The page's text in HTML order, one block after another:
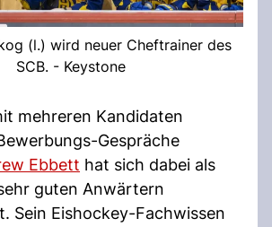
(l.) wird neuer Cheftrainer des
SCB. - Keystone
mehreren Kandidaten
Gespräche
Ebbett hat sich dabei als
guten Anwärtern
Sein Eishockey-Fachwissen